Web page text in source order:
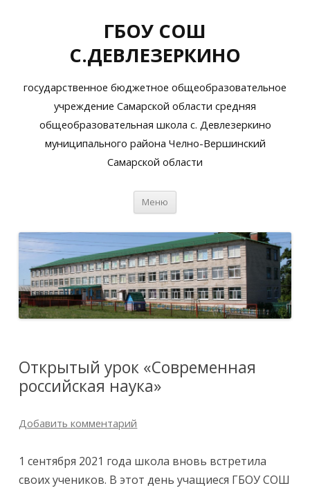
ГБОУ СОШ
С.ДЕВЛЕЗЕРКИНО
государственное бюджетное общеобразовательное
учреждение Самарской области средняя
общеобразовательная школа с. Девлезеркино
муниципального района Челно-Вершинский
Самарской области
Меню
Открытый урок «Современная
российская наука»
Добавить комментарий
1 сентября 2021 года школа вновь встретила
своих учеников. В этот день учащиеся ГБОУ СОШ